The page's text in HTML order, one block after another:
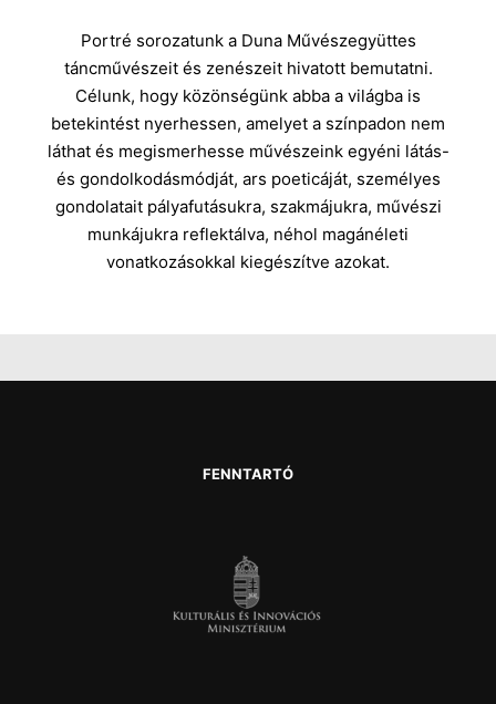
Portré sorozatunk a Duna Művészegyüttes
táncművészeit és zenészeit hivatott bemutatni.
Célunk, hogy közönségünk abba a világba is
betekintést nyerhessen, amelyet a színpadon nem
láthat és megismerhesse művészeink egyéni látás-
és gondolkodásmódját, ars poeticáját, személyes
gondolatait pályafutásukra, szakmájukra, művészi
munkájukra reflektálva, néhol magánéleti
vonatkozásokkal kiegészítve azokat.
FENNTARTÓ